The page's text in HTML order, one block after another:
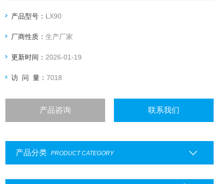
免压料设计：无需人工压料。
标准化制造：互换性好，性能稳定。
产品型号： LX90
厂商性质：生产厂家
更新时间： 2026-01-19
访 问 量：7018
产品咨询 联系我们
产品分类 PRODUCT CATEGORY